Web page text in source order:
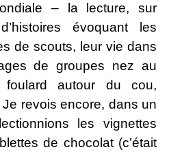
– la lecture, sur
évoquant les
de scouts, leur vie dans
de groupes nez au
autour du cou,
revois encore, dans un
les vignettes
de chocolat (c’était